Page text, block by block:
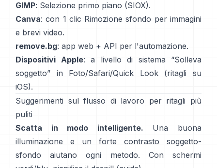
GIMP: Selezione primo piano (SIOX).
Canva: con 1 clic Rimozione sfondo per immagini
e brevi video.
remove.bg: app web + API per l'automazione.
Dispositivi Apple: a livello di sistema “Solleva
soggetto” in Foto/Safari/Quick Look (ritagli su
iOS).
Suggerimenti sul flusso di lavoro per ritagli più
puliti
Scatta in modo intelligente. Una buona
illuminazione e un forte contrasto soggetto-
sfondo aiutano ogni metodo. Con schermi